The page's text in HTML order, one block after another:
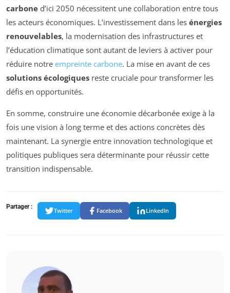
carbone d’ici 2050 nécessitent une collaboration entre tous
les acteurs économiques. L’investissement dans les énergies
renouvelables, la modernisation des infrastructures et
l’éducation climatique sont autant de leviers à activer pour
réduire notre empreinte carbone. La mise en avant de ces
solutions écologiques reste cruciale pour transformer les
défis en opportunités.
En somme, construire une économie décarbonée exige à la
fois une vision à long terme et des actions concrètes dès
maintenant. La synergie entre innovation technologique et
politiques publiques sera déterminante pour réussir cette
transition indispensable.
Partager :
Twitter Facebook LinkedIn